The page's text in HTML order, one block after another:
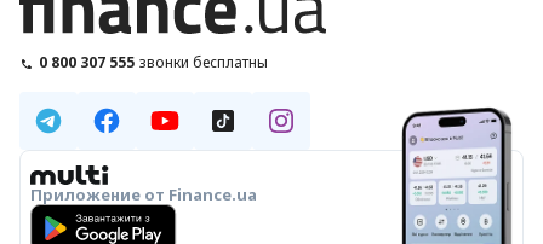
0 800 307 555 звонки бесплатны
Приложение от Finance.ua